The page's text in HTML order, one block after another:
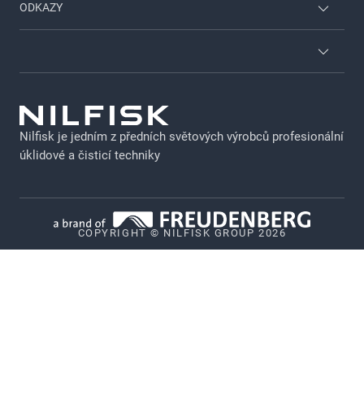
Viper
O společnosti Nilfisk
ODKAZY
O společnosti Nilfisk
Výběr z produktového katalogu
Právní upozornění
Soukromí
Zásady zveřejňování citlivých údajů
Whistleblower System
Nilfisk je jedním z předních světových výrobců profesionální
úklidové a čisticí techniky
COPYRIGHT © NILFISK GROUP 2026